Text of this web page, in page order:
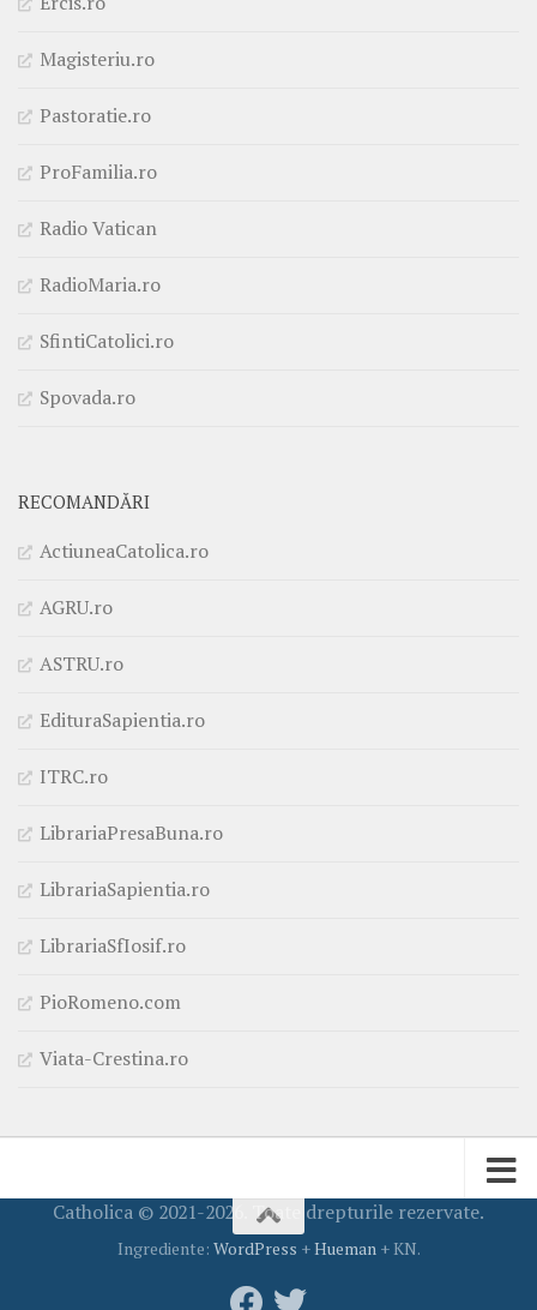
Magisteriu.ro
Pastoratie.ro
ProFamilia.ro
Radio Vatican
RadioMaria.ro
SfintiCatolici.ro
Spovada.ro
RECOMANDĂRI
ActiuneaCatolica.ro
AGRU.ro
ASTRU.ro
EdituraSapientia.ro
ITRC.ro
LibrariaPresaBuna.ro
LibrariaSapientia.ro
LibrariaSfIosif.ro
PioRomeno.com
Viata-Crestina.ro
Catholica © 2021-2026. Toate drepturile rezervate.
Ingrediente: WordPress +Hueman+ KN.